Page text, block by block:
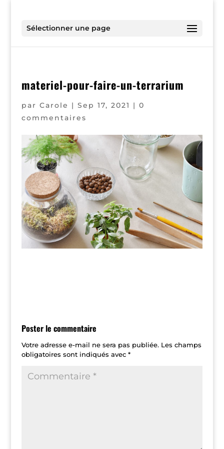
Sélectionner une page
materiel-pour-faire-un-terrarium
par Carole | Sep 17, 2021 | 0
commentaires
Poster le commentaire
Votre adresse e-mail ne sera pas publiée. Les champs
obligatoires sont indiqués avec *